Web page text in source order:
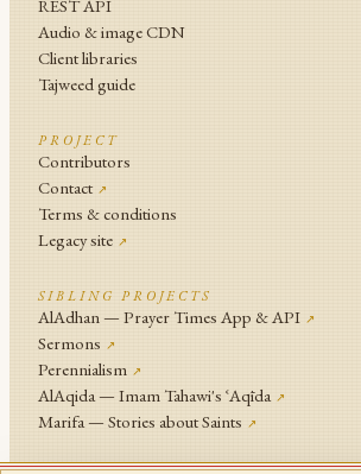
REST API
Audio & image CDN
Client libraries
Tajweed guide
PROJECT
Contributors
Contact ↗
Terms & conditions
Legacy site ↗
SIBLING PROJECTS
AlAdhan — Prayer Times App & API ↗
Sermons ↗
Perennialism ↗
AlAqida — Imam Tahawi's ʿAqīda ↗
Marifa — Stories about Saints ↗